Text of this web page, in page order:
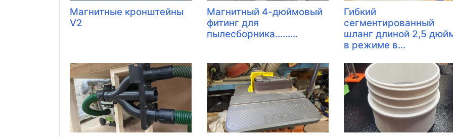
Магнитные кронштейны
V2
Магнитный 4-дюймовый
фитинг для
пылесборника.........
Гибкий
сегментированный
шланг длиной 2,5
в режиме в...